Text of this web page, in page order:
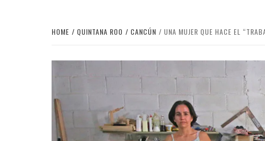
HOME QUINTANA ROO CANCÚN UNA MUJER QUE HACE EL